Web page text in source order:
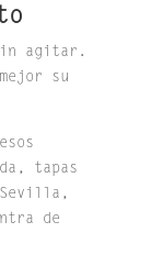
agitar.
su
tapas
de